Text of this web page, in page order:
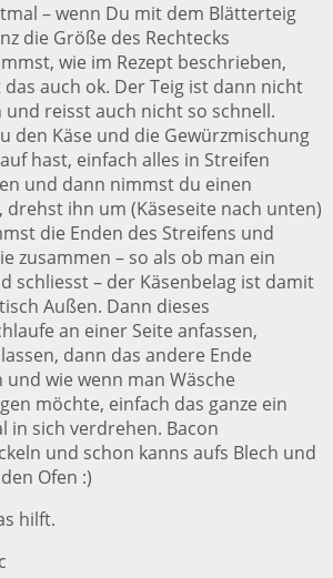
– wenn Du mit dem Blätterteig
die Größe des Rechtecks
wie im Rezept beschrieben,
auch ok. Der Teig ist dann nicht
und reisst auch nicht so schnell.
den Käse und die Gewürzmischung
hast, einfach alles in Streifen
und dann nimmst du einen
drehst ihn um (Käseseite nach unten)
die Enden des Streifens und
zusammen – so als ob man ein
schliesst – der Käsenbelag ist damit
Außen. Dann dieses
an einer Seite anfassen,
dann das andere Ende
und wie wenn man Wäsche
möchte, einfach das ganze ein
in sich verdrehen. Bacon
und schon kanns aufs Blech und
Ofen :)
hilft.